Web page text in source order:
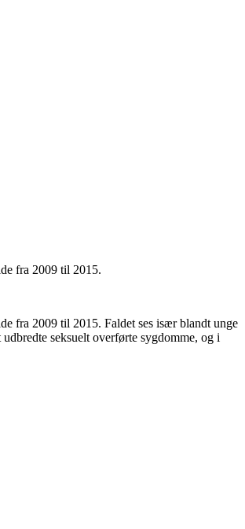
fra 2009 til 2015.
fra 2009 til 2015. Faldet ses især blandt unge
seksuelt overførte sygdomme, og i